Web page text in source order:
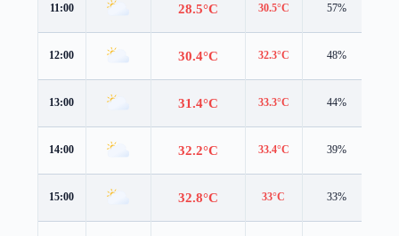
11:00 28.5°C 30.5°C 57%
12:00 30.4°C 32.3°C 48%
13:00 31.4°C 33.3°C 44%
14:00 32.2°C 33.4°C 39%
15:00 32.8°C 33°C 33%